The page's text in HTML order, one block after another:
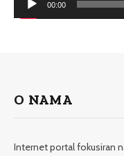
00:00
O NAMA
Internet portal fokusiran